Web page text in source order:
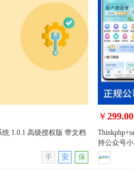
系统 1.6.0 高级授权版
无演示
沃德校园
文档
1.0.1 高级授权版 带文档
手
安 保
￥299.00
持公众号